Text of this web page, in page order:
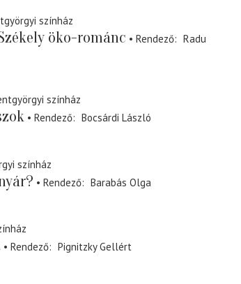
színház
öko-románc Rendező
Radu
színház
Rendező
Bocsárdi László
színház
Rendező
Barabás Olga
Rendező
Pignitzky Gellért